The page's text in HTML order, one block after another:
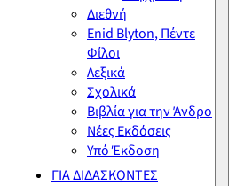
Διεθνή
Enid Blyton, Πέντε
Φίλοι
Λεξικά
Σχολικά
Βιβλία για την Άνδρο
Νέες Εκδόσεις
Υπό Έκδοση
ΓΙΑ ΔΙΔΑΣΚΟΝΤΕΣ